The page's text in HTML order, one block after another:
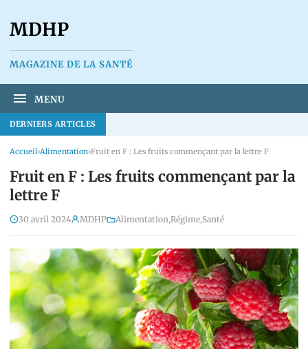
MDHP
MAGAZINE DE LA SANTÉ
MENU
DERNIERS ARTICLES
Accueil›Alimentation›Fruit en F : Les fruits commençant par la lettre F
Fruit en F : Les fruits commençant par la
lettre F
30 avril 2024 MDHP Alimentation,Régime,Santé